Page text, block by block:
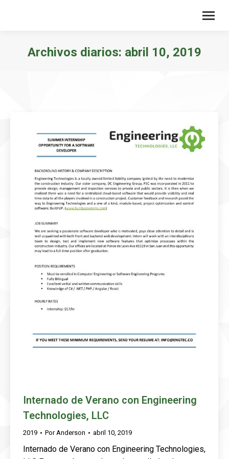
Archivos diarios: abril 10, 2019
Internado de Verano con Engineering
Technologies, LLC
2019 Por Anderson abril 10, 2019
Internado de Verano con Engineering Technologies,